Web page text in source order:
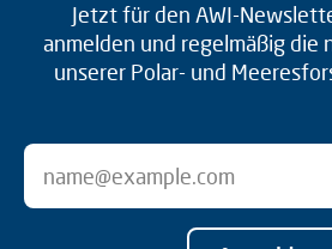
Jetzt für den AWI-
anmelden und regelmäßig die
unserer Polar- und